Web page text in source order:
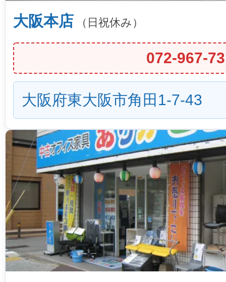
大阪本店 （日祝休み）
072-967-
大阪府東大阪市角田1-7-43